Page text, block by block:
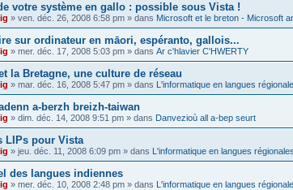
votre système en gallo : possible sous Vista !
» ven. déc. 26, 2008 6:58 pm » dans Microsoft et le breton - Microsoft
sur ordinateur en māori, espéranto, gallois...
» mer. déc. 17, 2008 5:03 pm » dans Ar c'hlavier C'HWERTY
la Bretagne, une culture de réseau
» mar. déc. 16, 2008 5:47 pm » dans L'informatique en langues
a-berzh breizh-taiwan
» dim. déc. 14, 2008 9:51 pm » dans Danvezioù all a-bep seurt
LIPs pour Vista
» jeu. déc. 11, 2008 6:09 pm » dans L'informatique en langues
des langues indiennes
» mer. déc. 10, 2008 2:48 pm » dans L'informatique en langues